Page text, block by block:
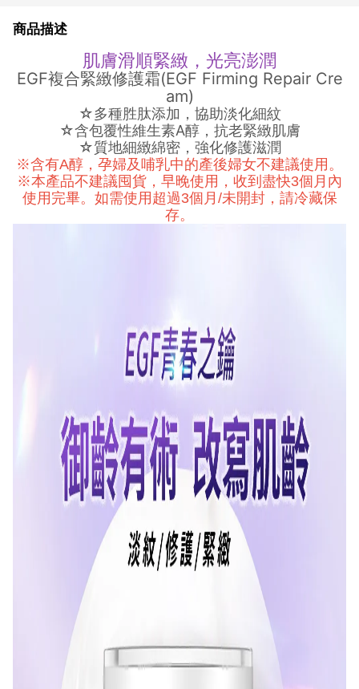
商品描述
肌膚滑順緊緻，光亮澎潤
EGF複合緊緻修護霜(EGF Firming Repair Cre
am)
☆多種胜肽添加，協助淡化細紋
☆含包覆性維生素A醇，抗老緊緻肌膚
☆質地細緻綿密，強化修護滋潤
※含有A醇，孕婦及哺乳中的產後婦女不建議使用。
※本產品不建議囤貨，早晚使用，收到盡快3個月內
使用完畢。如需使用超過3個月/未開封，請冷藏保
存。